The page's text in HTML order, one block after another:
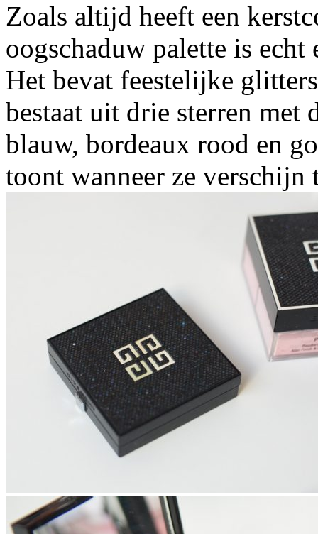
Zoals altijd heeft een
oogschaduw palette is echt
Het bevat feestelijke
bestaat uit drie sterren met
blauw, bordeaux rood en
toont wanneer ze verschijn